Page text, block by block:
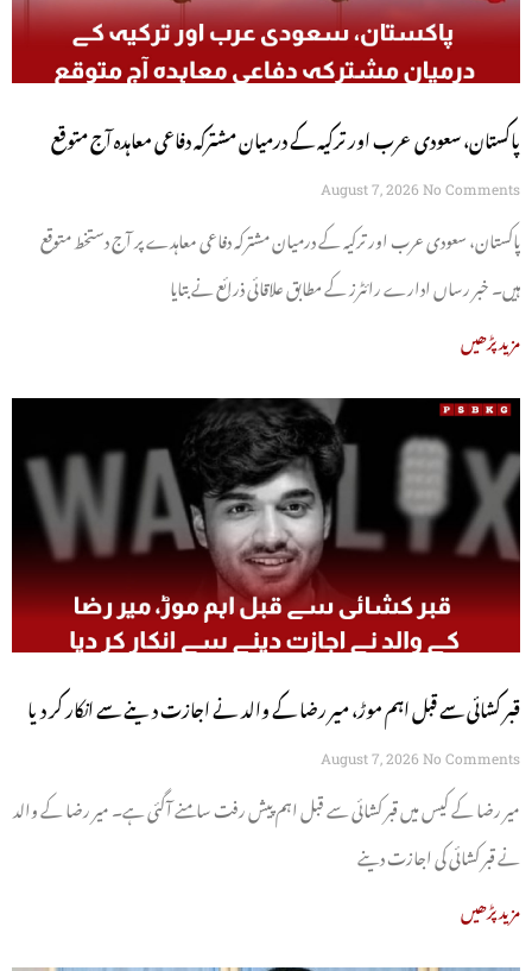
پاکستان، سعودی عرب اور ترکیہ کے درمیان مشترکہ دفاعی معاہدہ آج متوقع
August 7, 2026 No Comments
پاکستان، سعودی عرب اور ترکیہ کے درمیان مشترکہ دفاعی معاہدے پر آج دستخط متوقع
ہیں۔ خبر رساں ادارے رائٹرز کے مطابق علاقائی ذرائع نے بتایا
مزید پڑھیں
قبر کشائی سے قبل اہم موڑ، میر رضا کے والد نے اجازت دینے سے انکار کر دیا
August 7, 2026 No Comments
میر رضا کے کیس میں قبر کشائی سے قبل اہم پیش رفت سامنے آگئی ہے۔ میر رضا کے والد
نے قبر کشائی کی اجازت دینے
مزید پڑھیں